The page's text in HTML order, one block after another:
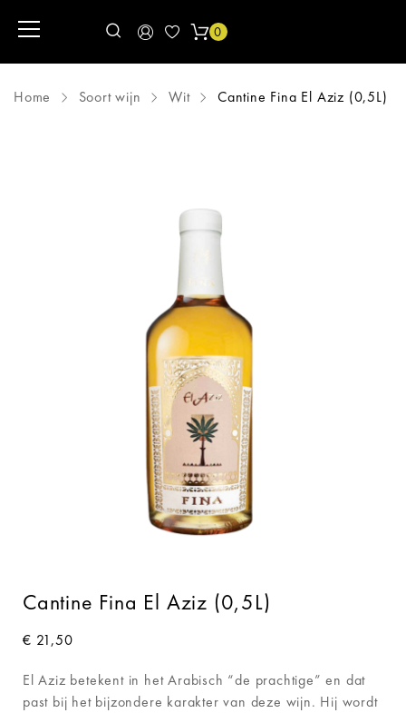
0
Home Soort wijn Wit Cantine Fina El Aziz (0,5L)
Cantine Fina El Aziz (0,5L)
€ 21,50
El Aziz betekent in het Arabisch “de prachtige” en dat
past bij het bijzondere karakter van deze wijn. Hij wordt